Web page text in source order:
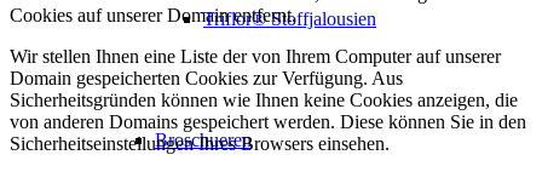
Triflor® Stoffjalousien
Broschueren
Cookies auf unserer Domain entfernt.
Wir stellen Ihnen eine Liste der von Ihrem Computer auf unserer
Domain gespeicherten Cookies zur Verfügung. Aus
Sicherheitsgründen können wie Ihnen keine Cookies anzeigen, die
von anderen Domains gespeichert werden. Diese können Sie in den
Sicherheitseinstellungen Ihres Browsers einsehen.